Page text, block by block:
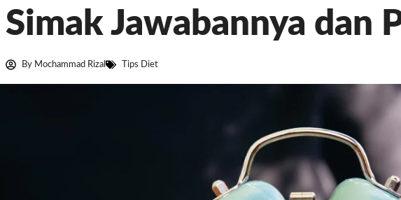
Simak Jawabannya dan
By Mochammad Rizal Tips Diet